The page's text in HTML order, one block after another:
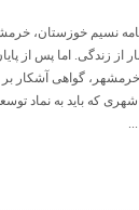
نسیم خوزستان،
از زندگی. اما پس از
گواهی آشکار بر
که باید به نماد